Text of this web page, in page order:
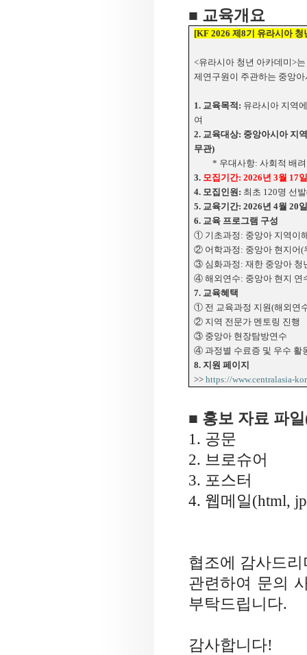
■ 교육개요
[KF 2026제8기 유라시아 청
<유라시아 청년 아카데미>는
제연구원이 주관하는 중앙
1. 교육목적 : 유라시아 지역
여
2. 교육대상: 중앙아시아 지
무관)
* 우대사항: 사회적 배
3. 모집기간: 2026년 3월 17
4. 모집인원 : 최초 120명 선발
5. 교육기간: 2026년 4월 20
6. 교육 프로그램 구성
① 기초과정 : 중앙아 지역이
② 어학과정 : 중앙아 현지어(
③ 심화과정 :재한 중앙아 청
④ 해외연수: 중앙아 현지 연
7. 교육혜택
① 전 교육과정 지원(해외연
② 지역 전문가 멘토링 진행
③ 중앙아 현장탐방연수
④ 과정별 수료증 및 우수 활
8. 지원 페이지
>>https://www.centralasia-
■ 홍보 자료 파일
1. 공문
2. 브로슈어
3. 포스터
4. 웹메일(html,
협조에 감사드리
관련하여 문의
부탁드립니다.
감사합니다!